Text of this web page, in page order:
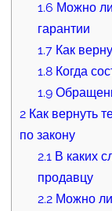
1.6 Можно
гарантии
1.7 Как
1.8 Когда
1.9
2Как вернуть
по закону
2.1 В каких
продавцу
2.2 Можно ли